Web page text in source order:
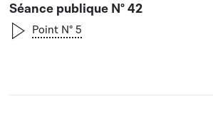
Séance publique N° 42
Point N° 5